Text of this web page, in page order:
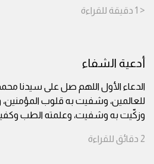
< 1 دقيقة للقراءة
أدعية الشفاء
الدعاء الأول اللهم صل على سيدنا
للعالمين، وشفيت به قلوب
وزكّيت به وشفيت، وعلمته الطب
2 دقائق للقراءة